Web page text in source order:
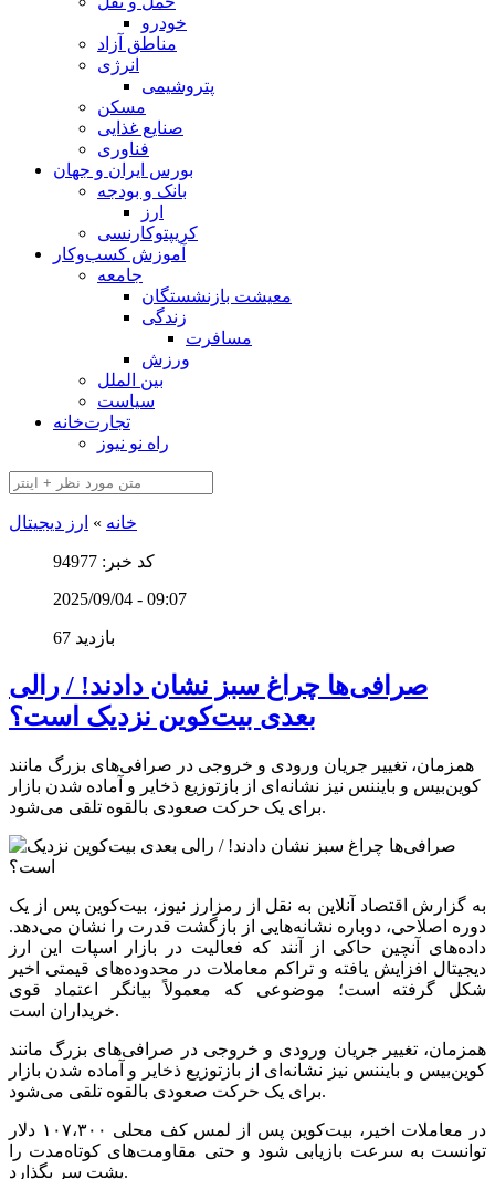
خودرو
مناطق آزاد
انرژی
پتروشیمی
مسکن
صنایع غذایی
فناوری
بورس ایران و جهان
بانک و بودجه
ارز
کریپتوکارنسی
آموزش کسب‌وکار
جامعه
معیشت بازنشستگان
زندگی
مسافرت
ورزش
بین الملل
سیاست
تجارت‌خانه
راه نو نیوز
خانه » ارز دیجیتال
کد خبر: 94977
2025/09/04 - 09:07
67 بازدید
صرافی‌ها چراغ سبز نشان دادند! / رالی
بعدی بیت‌کوین نزدیک است؟
همزمان، تغییر جریان ورودی و خروجی در صرافی‌های بزرگ مانند
کوین‌بیس و بایننس نیز نشانه‌ای از بازتوزیع ذخایر و آماده شدن بازار
برای یک حرکت صعودی بالقوه تلقی می‌شود.
به گزارش اقتصاد آنلاین به نقل از رمزارز نیوز، بیت‌کوین پس از یک
دوره اصلاحی، دوباره نشانه‌هایی از بازگشت قدرت را نشان می‌دهد.
داده‌های آنچین حاکی از آنند که فعالیت در بازار اسپات این ارز
دیجیتال افزایش یافته و تراکم معاملات در محدوده‌های قیمتی اخیر
شکل گرفته است؛ موضوعی که معمولاً بیانگر اعتماد قوی
خریداران است.
همزمان، تغییر جریان ورودی و خروجی در صرافی‌های بزرگ مانند
کوین‌بیس و بایننس نیز نشانه‌ای از بازتوزیع ذخایر و آماده شدن بازار
برای یک حرکت صعودی بالقوه تلقی می‌شود.
در معاملات اخیر، بیت‌کوین پس از لمس کف محلی ۱۰۷،۳۰۰ دلار
توانست به سرعت بازیابی شود و حتی مقاومت‌های کوتاه‌مدت را
پشت سر بگذارد.